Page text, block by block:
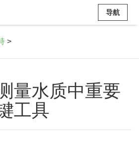
导航
>
量水质中重要
工具